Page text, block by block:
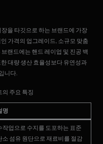
을 타깃으로 하는 브랜드에 가장
가격의 업그레이드, 소규모 맞춤
랜드에는 핸드 레이업 및 진공 백
대량 생산 효율성보다 유연성과
니다.
주요 특징
명
작업으로 수지를 도포하는 표준
소 섬유 원단으로 재료비를 절감